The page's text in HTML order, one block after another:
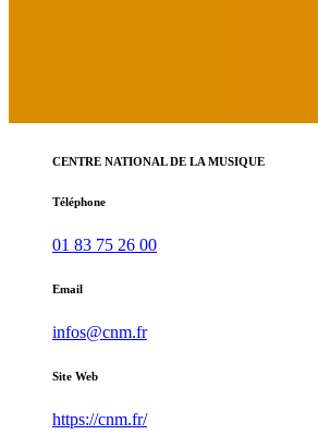
CENTRE NATIONAL DE LA MUSIQUE
Téléphone
01 83 75 26 00
Email
infos@cnm.fr
Site Web
https://cnm.fr/